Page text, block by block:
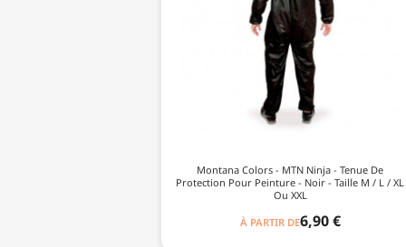
Montana Colors - MTN Ninja - Tenue De
Protection Pour Peinture - Noir - Taille M / L / XL
Ou XXL
À PARTIR DE6,90 €